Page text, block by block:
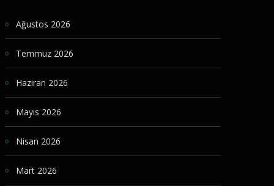
Ağustos 2026
Temmuz 2026
Haziran 2026
Mayıs 2026
Nisan 2026
Mart 2026